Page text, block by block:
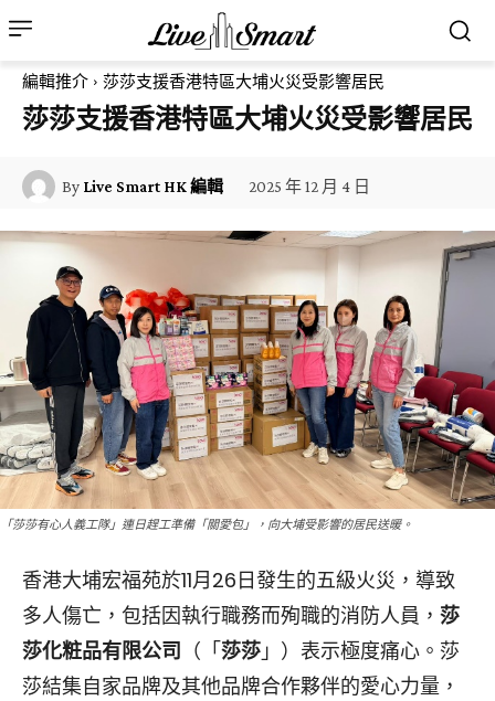
編輯推介 莎莎支援香港特區大埔火災受影響居民
莎莎支援香港特區大埔火災受影響居民
By Live Smart HK 編輯 2025 年 12 月 4 日
「莎莎有心人義工隊」連日趕工準備「關愛包」，向大埔受影響的居民送暖。
香港大埔宏福苑於11月26日發生的五級火災，導致
多人傷亡，包括因執行職務而殉職的消防人員， 莎
莎化粧品有限公司 （「莎莎 」）表示極度痛心。莎
莎結集自家品牌及其他品牌合作夥伴的愛心力量，